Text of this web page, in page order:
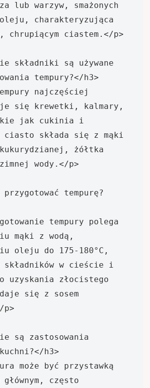
lub warzyw, smażonych
oleju, charakteryzująca
chrupiącym ciastem.</p>
składniki są używane
tempury?</h3>
najczęściej
się krewetki, kalmary,
jak cukinia i
ciasto składa się z mąki
żółtka
wody.</p>
przygotować tempurę?
tempury polega
mąki z wodą,
oleju do 175-180°C,
składników w cieście i
uzyskania złocistego
się z sosem
p>
są zastosowania
h3>
może być przystawką
często